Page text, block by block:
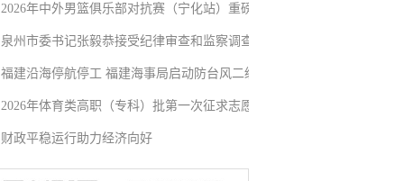
2026年中外男篮俱乐部对抗赛（宁化站）重磅
来袭！抢票通道即将开启→
泉州市委书记张毅恭接受纪律审查和监察调查
福建沿海停航停工 福建海事局启动防台风二级
应急响应
2026年体育类高职（专科）批第一次征求志愿
填报
财政平稳运行助力经济向好